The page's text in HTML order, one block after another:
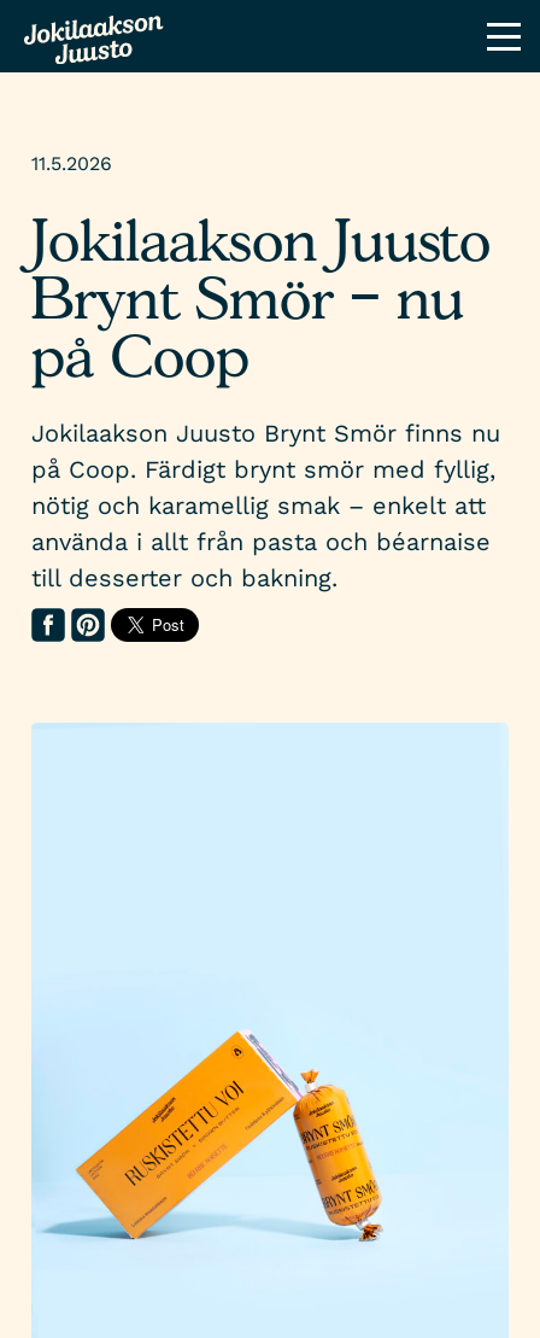
11.5.2026
Jokilaakson Juusto
Brynt Smör – nu
på Coop
Jokilaakson Juusto Brynt Smör finns nu
på Coop. Färdigt brynt smör med fyllig,
nötig och karamellig smak – enkelt att
använda i allt från pasta och béarnaise
till desserter och bakning.